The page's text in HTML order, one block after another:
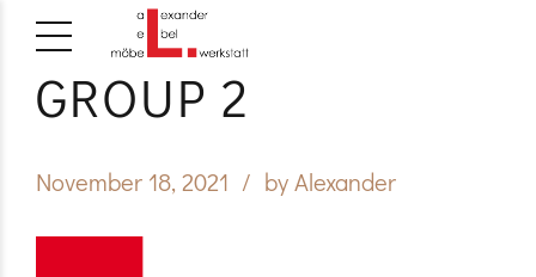
GROUP 2
November 18, 2021 by Alexander